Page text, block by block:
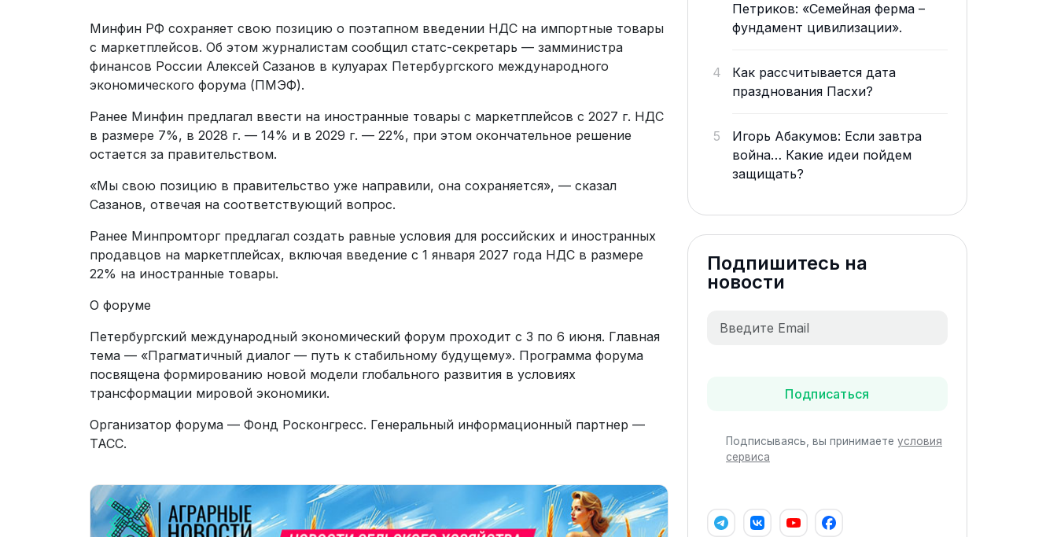
Минфин РФ сохраняет свою позицию о поэтапном введении НДС на импортные товары
с маркетплейсов. Об этом журналистам сообщил статс-секретарь — замминистра
финансов России Алексей Сазанов в кулуарах Петербургского международного
экономического форума (ПМЭФ).
Ранее Минфин предлагал ввести на иностранные товары с маркетплейсов с 2027 г. НДС
в размере 7%, в 2028 г. — 14% и в 2029 г. — 22%, при этом окончательное решение
остается за правительством.
«Мы свою позицию в правительство уже направили, она сохраняется», — сказал
Сазанов, отвечая на соответствующий вопрос.
Ранее Минпромторг предлагал создать равные условия для российских и иностранных
продавцов на маркетплейсах, включая введение с 1 января 2027 года НДС в размере
22% на иностранные товары.
О форуме
Петербургский международный экономический форум проходит с 3 по 6 июня. Главная
тема — «Прагматичный диалог — путь к стабильному будущему». Программа форума
посвящена формированию новой модели глобального развития в условиях
трансформации мировой экономики.
Организатор форума — Фонд Росконгресс. Генеральный информационный партнер —
ТАСС.
Петриков: «Семейная ферма –
фундамент цивилизации».
4
Как рассчитывается дата
празднования Пасхи?
5
Игорь Абакумов: Если завтра
война… Какие идеи пойдем
защищать?
Подпишитесь на
новости
Подписаться
Подписываясь, вы принимаете условия
сервиса